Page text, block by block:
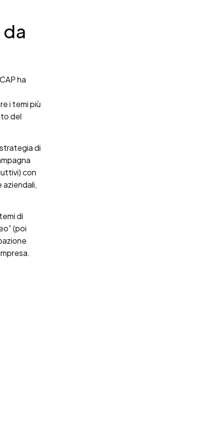
ha
i temi più
del
di
con
aziendali,
di
(poi